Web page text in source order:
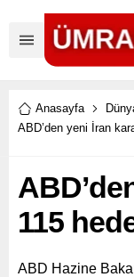
Anasayfa
ABD’den yeni İran
115
ABD Hazine